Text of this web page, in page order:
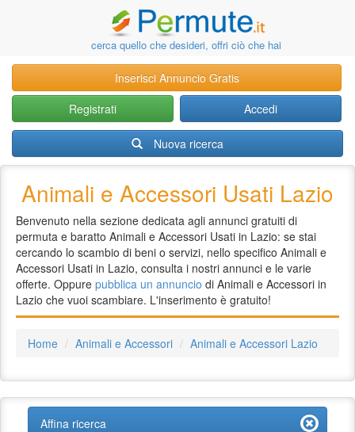
cerca quello che desideri, offri ciò che hai
Inserisci Annuncio Gratis
Registrati
Accedi
Nuova ricerca
Animali e Accessori Usati Lazio
Benvenuto nella sezione dedicata agli annunci gratuiti di
permuta e baratto Animali e Accessori Usati in Lazio: se stai
cercando lo scambio di beni o servizi, nello specifico Animali e
Accessori Usati in Lazio, consulta i nostri annunci e le varie
offerte. Oppure pubblica un annuncio di Animali e Accessori in
Lazio che vuoi scambiare. L'inserimento è gratuito!
Home Animali e Accessori Animali e Accessori Lazio
Affina ricerca